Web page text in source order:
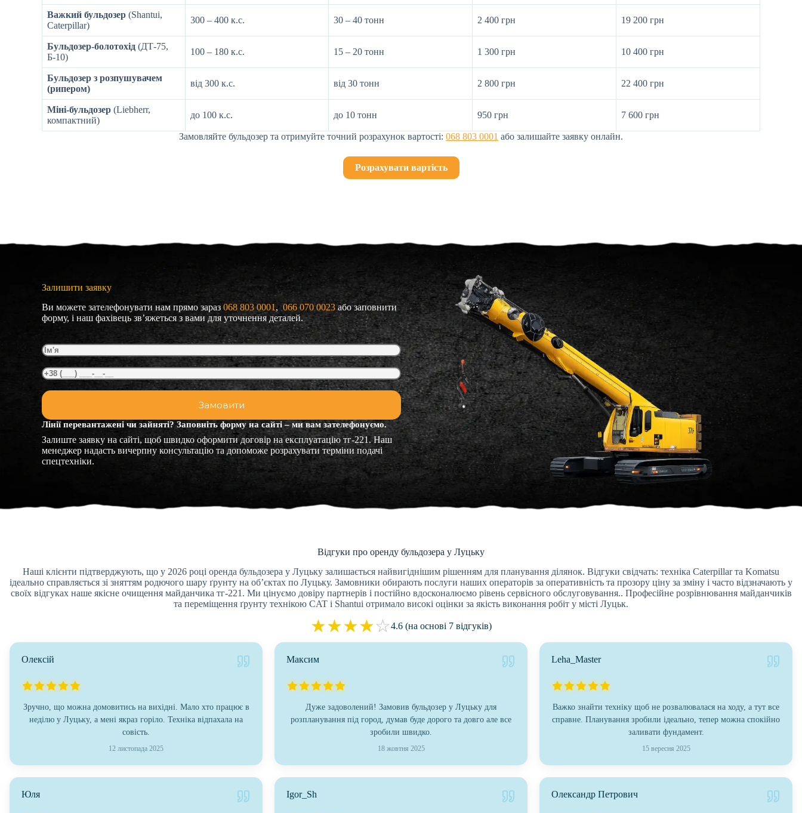
Важкий бульдозер (Shantui,
Caterpillar)
300 – 400 к.с. 30 – 40 тонн 2 400 грн 19 200 грн
Бульдозер-болотохід (ДТ-75,
Б-10)
100 – 180 к.с. 15 – 20 тонн 1 300 грн 10 400 грн
Бульдозер з розпушувачем
(рипером)
від 300 к.с. від 30 тонн 2 800 грн 22 400 грн
Міні-бульдозер (Liebherr,
компактний)
до 100 к.с. до 10 тонн 950 грн 7 600 грн
Замовляйте бульдозер та отримуйте точний розрахунок вартості: 068 803 0001 або залишайте заявку онлайн.
Розрахувати вартість
Залишити заявку
Ви можете зателефонувати нам прямо зараз 068 803 0001, 066 070 0023 або заповнити
форму, і наш фахівець зв’яжеться з вами для уточнення деталей.
Лінії перевантажені чи зайняті? Заповніть форму на сайті – ми вам зателефонуємо.
Залиште заявку на сайті, щоб швидко оформити договір на експлуатацію тг-221. Наш
менеджер надасть вичерпну консультацію та допоможе розрахувати терміни подачі
спецтехніки.
Відгуки про оренду бульдозера у Луцьку
Наші клієнти підтверджують, що у 2026 році оренда бульдозера у Луцьку залишається найвигіднішим рішенням для планування ділянок. Відгуки свідчать: техніка Caterpillar та Komatsu
ідеально справляється зі зняттям родючого шару ґрунту на об’єктах по Луцьку. Замовники обирають послуги наших операторів за оперативність та прозору ціну за зміну і часто відзначають у
своїх відгуках наше якісне очищення майданчика тг-221. Ми цінуємо довіру партнерів і постійно вдосконалюємо рівень сервісного обслуговування.. Професійне розрівнювання майданчиків
та переміщення ґрунту технікою CAT і Shantui отримало високі оцінки за якість виконання робіт у місті Луцьк.
★★★★☆4.6 (на основі 7 відгуків)
Олексій
Зручно, що можна домовитись на вихідні. Мало хто працює в
неділю у Луцьку, а мені якраз горіло. Техніка відпахала на
совість.
12 листопада 2025
Максим
Дуже задоволений! Замовив бульдозер у Луцьку для
розпланування під город, думав буде дорого та довго але все
зробили швидко.
18 жовтня 2025
Leha_Master
Важко знайти техніку щоб не розвалювалася на ходу, а тут все
справне. Планування зробили ідеально, тепер можна спокійно
заливати фундамент.
15 вересня 2025
Юля Igor_Sh Олександр Петрович